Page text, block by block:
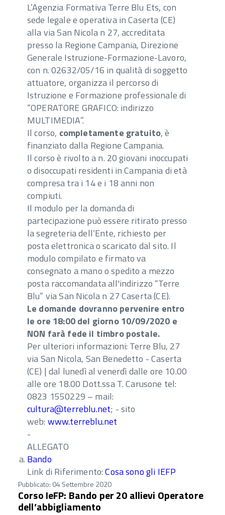
L’Agenzia Formativa Terre Blu Ets, con
sede legale e operativa in Caserta (CE)
alla via San Nicola n 27, accreditata
presso la Regione Campania, Direzione
Generale Istruzione-Formazione-Lavoro,
con n. 02632/05/16 in qualità di soggetto
attuatore, organizza il percorso di
Istruzione e Formazione professionale di
“OPERATORE GRAFICO: indirizzo
MULTIMEDIA”.
Il corso, completamente gratuito, è
finanziato dalla Regione Campania.
Il corso è rivolto a n. 20 giovani inoccupati
o disoccupati residenti in Campania di età
compresa tra i 14 e i 18 anni non
compiuti.
Il modulo per la domanda di
partecipazione può essere ritirato presso
la segreteria dell’Ente, richiesto per
posta elettronica o scaricato dal sito. Il
modulo compilato e firmato va
consegnato a mano o spedito a mezzo
posta raccomandata all'indirizzo “Terre
Blu” via San Nicola n 27 Caserta (CE).
Le domande dovranno pervenire entro
le ore 18:00 del giorno 10/09/2020 e
NON farà fede il timbro postale.
Per ulteriori informazioni: Terre Blu, 27
via San Nicola, San Benedetto - Caserta
(CE) | dal lunedì al venerdì dalle ore 10.00
alle ore 18.00 Dott.ssa T. Carusone tel:
0823 1550229 – mail:
cultura@terreblu.net; - sito
web: www.terreblu.net
-
ALLEGATO
Bando
Link di Riferimento:Cosa sono gli IEFP
Pubblicato: 04 Settembre 2020
Corso IeFP: Bando per 20 allievi Operatore
dell’abbigliamento